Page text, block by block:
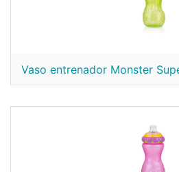
Vaso entrenador Monster